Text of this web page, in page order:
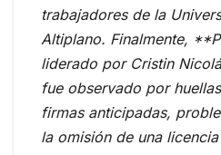
trabajadores de la
Altiplano. Finalmente,
liderado por Cristin
fue observado por
firmas anticipadas,
la omisión de una